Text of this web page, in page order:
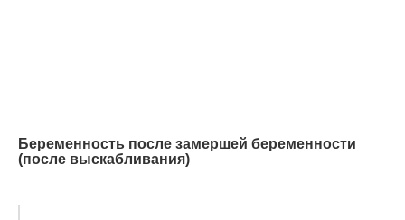
Беременность после замершей беременности
(после выскабливания)